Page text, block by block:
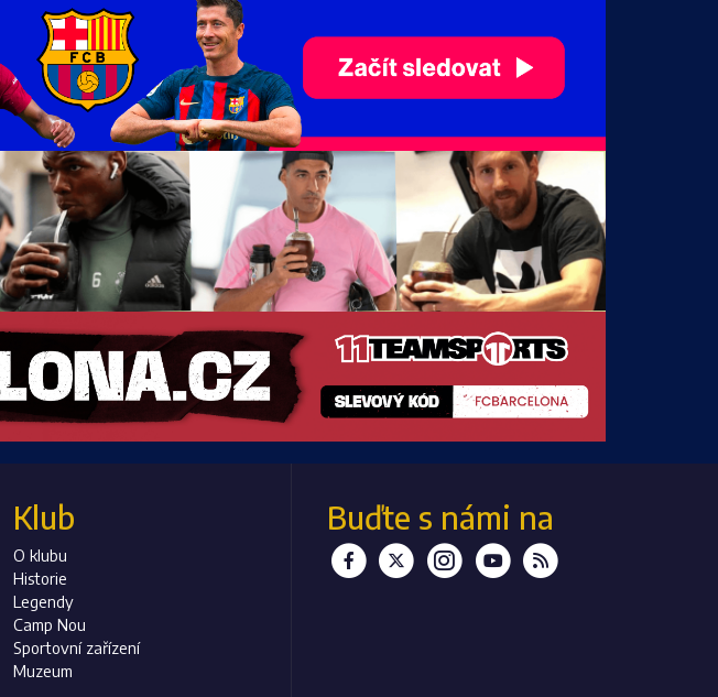
Klub
O klubu
Historie
Legendy
Camp Nou
Sportovní zařízení
Muzeum
Buďte s námi na